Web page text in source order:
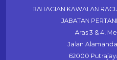
BAHAGIAN KAWALAN
JABATAN
Aras 3 & 4,
Jalan Alamanda
62000